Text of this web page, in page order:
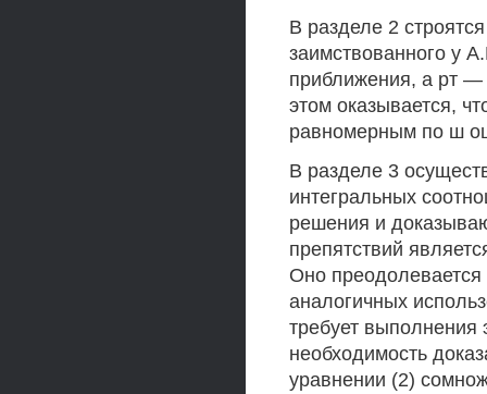
В разделе 2
заимствованного у
приближения, а рт —
этом оказывается,
равномерным по ш
В разделе 3
интегральных
решения и
препятствий
Оно
аналогичных
требует выполнения
необходимость
уравнении (2)